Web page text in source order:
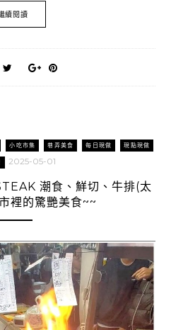
續閱讀
小吃市集 巷弄美食 每日現做 現點現做
2025-05-01
潮食、鮮切、牛排(太
裡的驚艷美食~~